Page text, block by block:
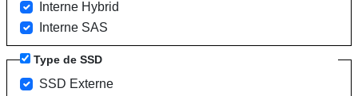
Interne Hybrid
Interne SAS
Type de SSD
SSD Externe